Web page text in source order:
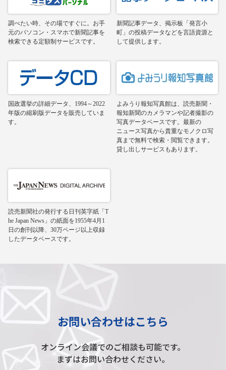
調べたい時、その場ですぐに。お手
元のパソコン・スマホで新聞記事を
検索できる定額制サービスです。
新聞記事データ、掲示板「発言小
町」の投稿データなどを言語資源と
して提供します。
国政選挙の詳細データ、1994～2022
年版の縮刷版データを販売していま
す。
よみうり報知写真館は、読売新聞・
報知新聞のカメラマンや記者撮影の
写真データベースです。最新の
ニュース写真から貴重なモノクロ写
真まで無料で検索・閲覧できます。
貸し出しサービスもあります。
読売新聞社の発行する日刊英字紙「T
he Japan News」の紙面を1955年4月1
日の創刊以降、30万ページ以上収録
したデータベースです。
お問い合わせはこちら
オンライン会議でのご相談も可能です。
まずはお問い合わせください。